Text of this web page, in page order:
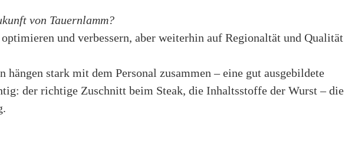
von Tauernlamm?
und verbessern, aber weiterhin auf Regionaltät und Qualität
stark mit dem Personal zusammen – eine gut ausgebildete
der richtige Zuschnitt beim Steak, die Inhaltsstoffe der Wurst – die